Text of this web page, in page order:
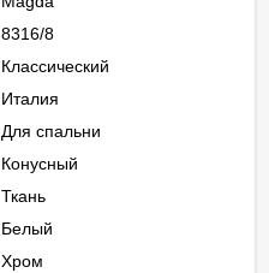
8316/8
Классический
Италия
Для спальни
Конусный
Ткань
Белый
Хром